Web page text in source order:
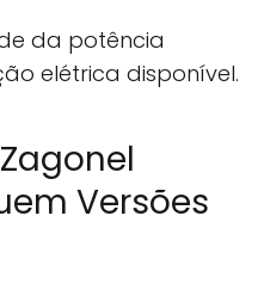
da potência
elétrica disponível.
Versões